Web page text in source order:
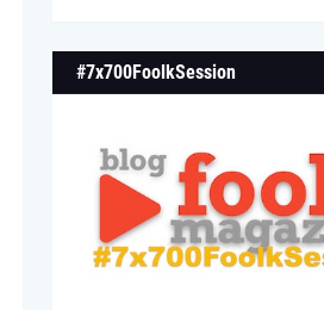
#7x700FoolkSession